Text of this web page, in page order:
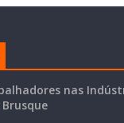
nas